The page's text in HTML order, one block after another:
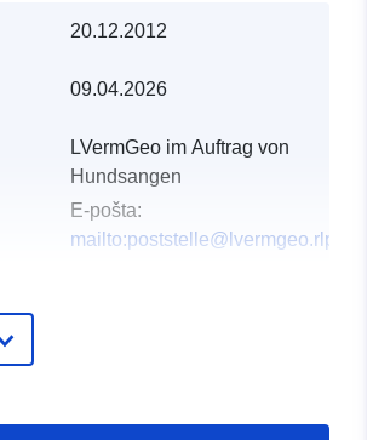
20.12.2012
09.04.2026
LVermGeo im Auftrag von
Hundsangen
E-pošta:
mailto:poststelle@lvermgeo.rlp.de